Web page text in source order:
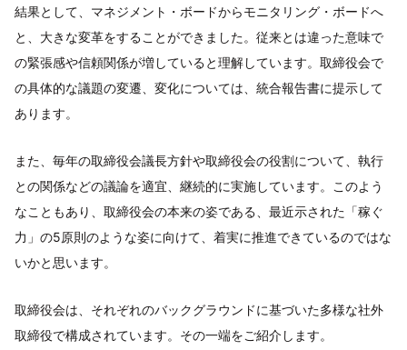
結果として、マネジメント・ボードからモニタリング・ボードへ
と、大きな変革をすることができました。従来とは違った意味で
の緊張感や信頼関係が増していると理解しています。取締役会で
の具体的な議題の変遷、変化については、統合報告書に提示して
あります。
また、毎年の取締役会議長方針や取締役会の役割について、執行
との関係などの議論を適宜、継続的に実施しています。このよう
なこともあり、取締役会の本来の姿である、最近示された「稼ぐ
力」の5原則のような姿に向けて、着実に推進できているのではな
いかと思います。
取締役会は、それぞれのバックグラウンドに基づいた多様な社外
取締役で構成されています。その一端をご紹介します。